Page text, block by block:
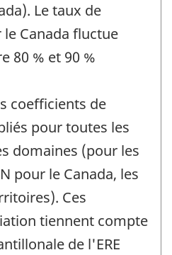
Le taux de
Canada fluctue
80 % et 90 %
coefficients de
pour toutes les
domaines (pour les
pour le Canada, les
Ces
tiennent compte
de l'ERE